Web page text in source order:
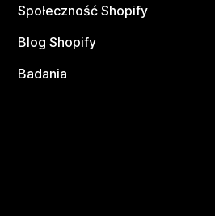
Społeczność Shopify
Blog Shopify
Badania